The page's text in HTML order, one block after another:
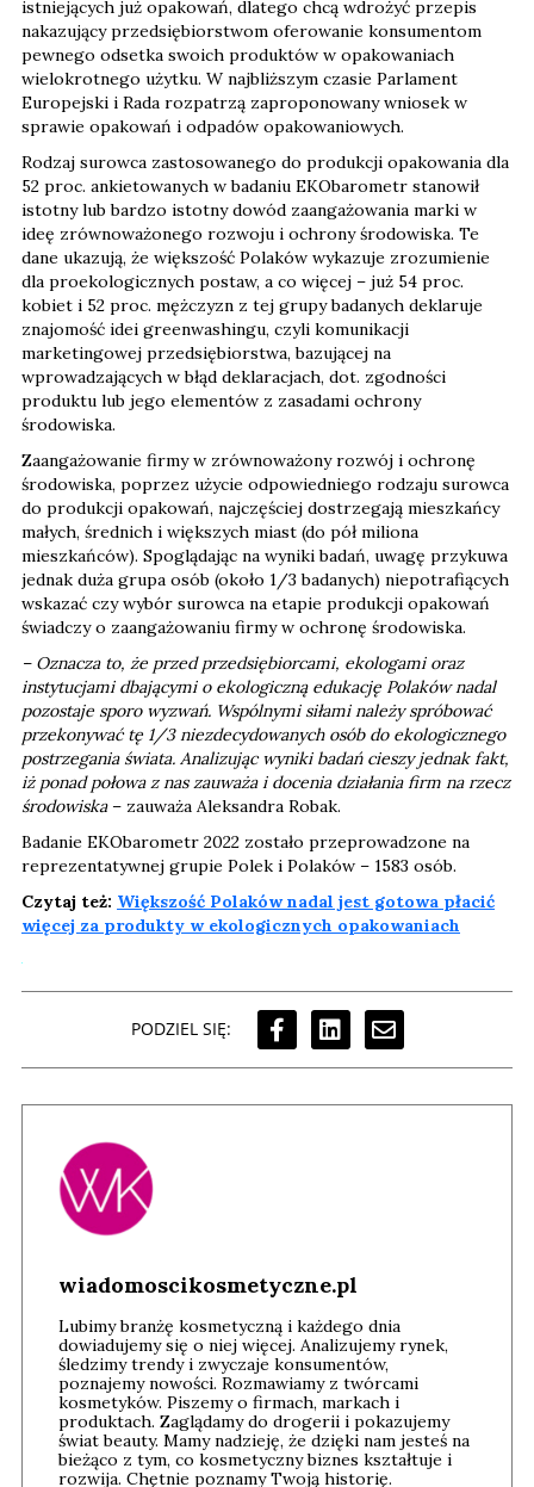
istniejących już opakowań, dlatego chcą wdrożyć przepis
nakazujący przedsiębiorstwom oferowanie konsumentom
pewnego odsetka swoich produktów w opakowaniach
wielokrotnego użytku. W najbliższym czasie Parlament
Europejski i Rada rozpatrzą zaproponowany wniosek w
sprawie opakowań i odpadów opakowaniowych.
Rodzaj surowca zastosowanego do produkcji opakowania dla
52 proc. ankietowanych w badaniu EKObarometr stanowił
istotny lub bardzo istotny dowód zaangażowania marki w
ideę zrównoważonego rozwoju i ochrony środowiska. Te
dane ukazują, że większość Polaków wykazuje zrozumienie
dla proekologicznych postaw, a co więcej – już 54 proc.
kobiet i 52 proc. mężczyzn z tej grupy badanych deklaruje
znajomość idei greenwashingu, czyli komunikacji
marketingowej przedsiębiorstwa, bazującej na
wprowadzających w błąd deklaracjach, dot. zgodności
produktu lub jego elementów z zasadami ochrony
środowiska.
Zaangażowanie firmy w zrównoważony rozwój i ochronę
środowiska, poprzez użycie odpowiedniego rodzaju surowca
do produkcji opakowań, najczęściej dostrzegają mieszkańcy
małych, średnich i większych miast (do pół miliona
mieszkańców). Spoglądając na wyniki badań, uwagę przykuwa
jednak duża grupa osób (około 1/3 badanych) niepotrafiących
wskazać czy wybór surowca na etapie produkcji opakowań
świadczy o zaangażowaniu firmy w ochronę środowiska.
– Oznacza to, że przed przedsiębiorcami, ekologami oraz
instytucjami dbającymi o ekologiczną edukację Polaków nadal
pozostaje sporo wyzwań. Wspólnymi siłami należy spróbować
przekonywać tę 1/3 niezdecydowanych osób do ekologicznego
postrzegania świata. Analizując wyniki badań cieszy jednak fakt,
iż ponad połowa z nas zauważa i docenia działania firm na rzecz
środowiska – zauważa Aleksandra Robak.
Badanie EKObarometr 2022 zostało przeprowadzone na
reprezentatywnej grupie Polek i Polaków – 1583 osób.
Czytaj też: Większość Polaków nadal jest gotowa płacić
więcej za produkty w ekologicznych opakowaniach
PODZIEL SIĘ:
wiadomoscikosmetyczne.pl
Lubimy branżę kosmetyczną i każdego dnia
dowiadujemy się o niej więcej. Analizujemy rynek,
śledzimy trendy i zwyczaje konsumentów,
poznajemy nowości. Rozmawiamy z twórcami
kosmetyków. Piszemy o firmach, markach i
produktach. Zaglądamy do drogerii i pokazujemy
świat beauty. Mamy nadzieję, że dzięki nam jesteś na
bieżąco z tym, co kosmetyczny biznes kształtuje i
rozwija. Chętnie poznamy Twoją historię.